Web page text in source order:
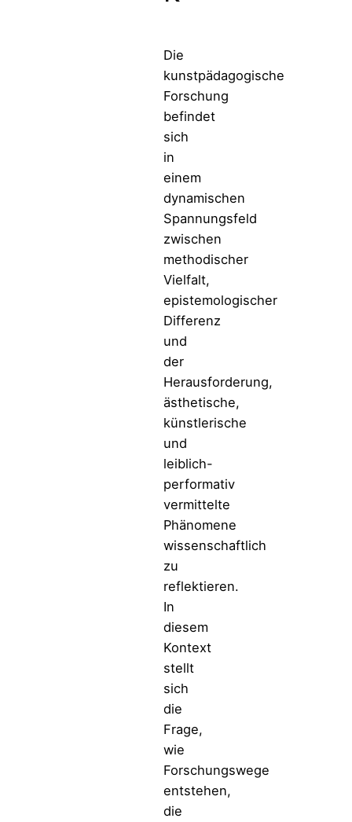
Die
kunstpädagogische
Forschung
befindet
sich
in
einem
dynamischen
Spannungsfeld
zwischen
methodischer
Vielfalt,
epistemologischer
Differenz
und
der
Herausforderung,
ästhetische,
künstlerische
und
leiblich-
performativ
vermittelte
Phänomene
wissenschaftlich
zu
reflektieren.
In
diesem
Kontext
stellt
sich
die
Frage,
wie
Forschungswege
entstehen,
die